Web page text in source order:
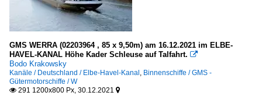
GMS WERRA (02203964 , 85 x 9,50m) am 16.12.2021 im ELBE-
HAVEL-KANAL Höhe Kader Schleuse auf Talfahrt. 
Bodo Krakowsky
Kanäle / Deutschland / Elbe-Havel-Kanal, Binnenschiffe / GMS -
Gütermotorschiffe / W
 291 1200x800 Px, 30.12.2021 